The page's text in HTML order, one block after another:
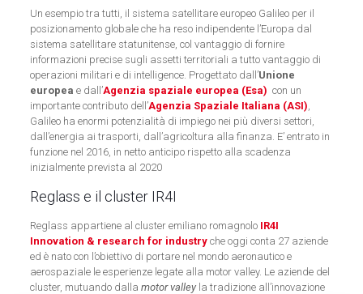
Un esempio tra tutti, il sistema satellitare europeo Galileo per il
posizionamento globale che ha reso indipendente l’Europa dal
sistema satellitare statunitense, col vantaggio di fornire
informazioni precise sugli assetti territoriali a tutto vantaggio di
operazioni militari e di intelligence. Progettato dall’Unione
europea e dall’Agenzia spaziale europea (Esa) con un
importante contributo dell’Agenzia Spaziale Italiana (ASI),
Galileo ha enormi potenzialità di impiego nei più diversi settori,
dall’energia ai trasporti, dall’agricoltura alla finanza. E’ entrato in
funzione nel 2016, in netto anticipo rispetto alla scadenza
inizialmente prevista al 2020
Reglass e il cluster IR4I
Reglass appartiene al cluster emiliano romagnolo IR4I
Innovation & research for industryche oggi conta 27 aziende
ed è nato con l’obiettivo di portare nel mondo aeronautico e
aerospaziale le esperienze legate alla motor valley. Le aziende del
cluster, mutuando dalla motor valleyla tradizione all’innovazione